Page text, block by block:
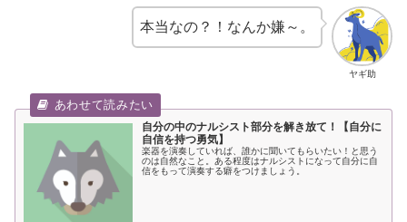
ヤギ助
本当なの？！なんか嫌～。
自分の中のナルシスト部分を解き放て！【自分に
自信を持つ勇気】
楽器を演奏していれば、誰かに聞いてもらいたい！と思う
のは自然なこと。ある程度はナルシストになって自分に自
信をもって演奏する癖をつけましょう。